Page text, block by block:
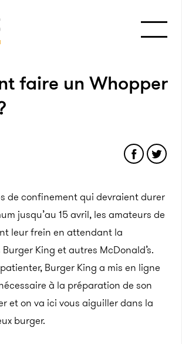
faire un Whopper
de confinement qui devraient durer
jusqu’au 15 avril, les amateurs de
leur frein en attendant la
King et autres McDonald’s.
Burger King a mis en ligne
à la préparation de son
et on va ici vous aiguiller dans la
burger.